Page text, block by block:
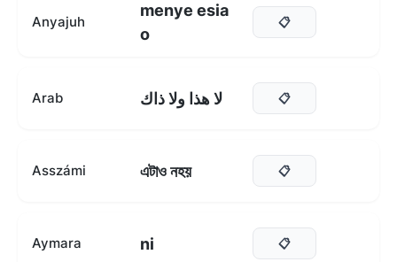
Anyajuh
menye esia
o
📋
Arab لا هذا ولا ذاك 📋
Asszámi এটাও নহয় 📋
Aymara ni 📋